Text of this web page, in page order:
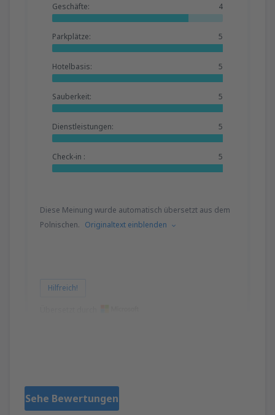
Geschäfte: 4
Parkplätze: 5
Hotelbasis: 5
Sauberkeit: 5
Dienstleistungen: 5
Check-in : 5
Diese Meinung wurde automatisch übersetzt aus dem
Polnischen. Originaltext einblenden
Hilfreich!
Sehe Bewertungen